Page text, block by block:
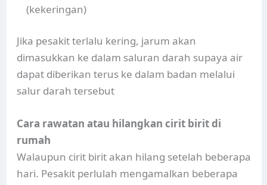
(kekeringan)
Jika pesakit terlalu kering, jarum akan
dimasukkan ke dalam saluran darah supaya air
dapat diberikan terus ke dalam badan melalui
salur darah tersebut
Cara rawatan atau hilangkan cirit birit di
rumah
Walaupun cirit birit akan hilang setelah beberapa
hari. Pesakit perlulah mengamalkan beberapa